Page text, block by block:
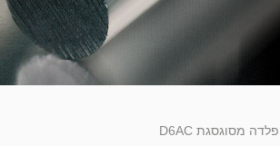
פלדה מסוגסגת D6AC